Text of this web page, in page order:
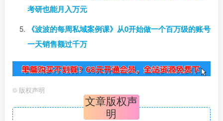
考研也能月入万元
《波波的每周私域案例课》从0开始做一个百万级的账号
一天销售额过千万
© 版权声明
文章版权声
明